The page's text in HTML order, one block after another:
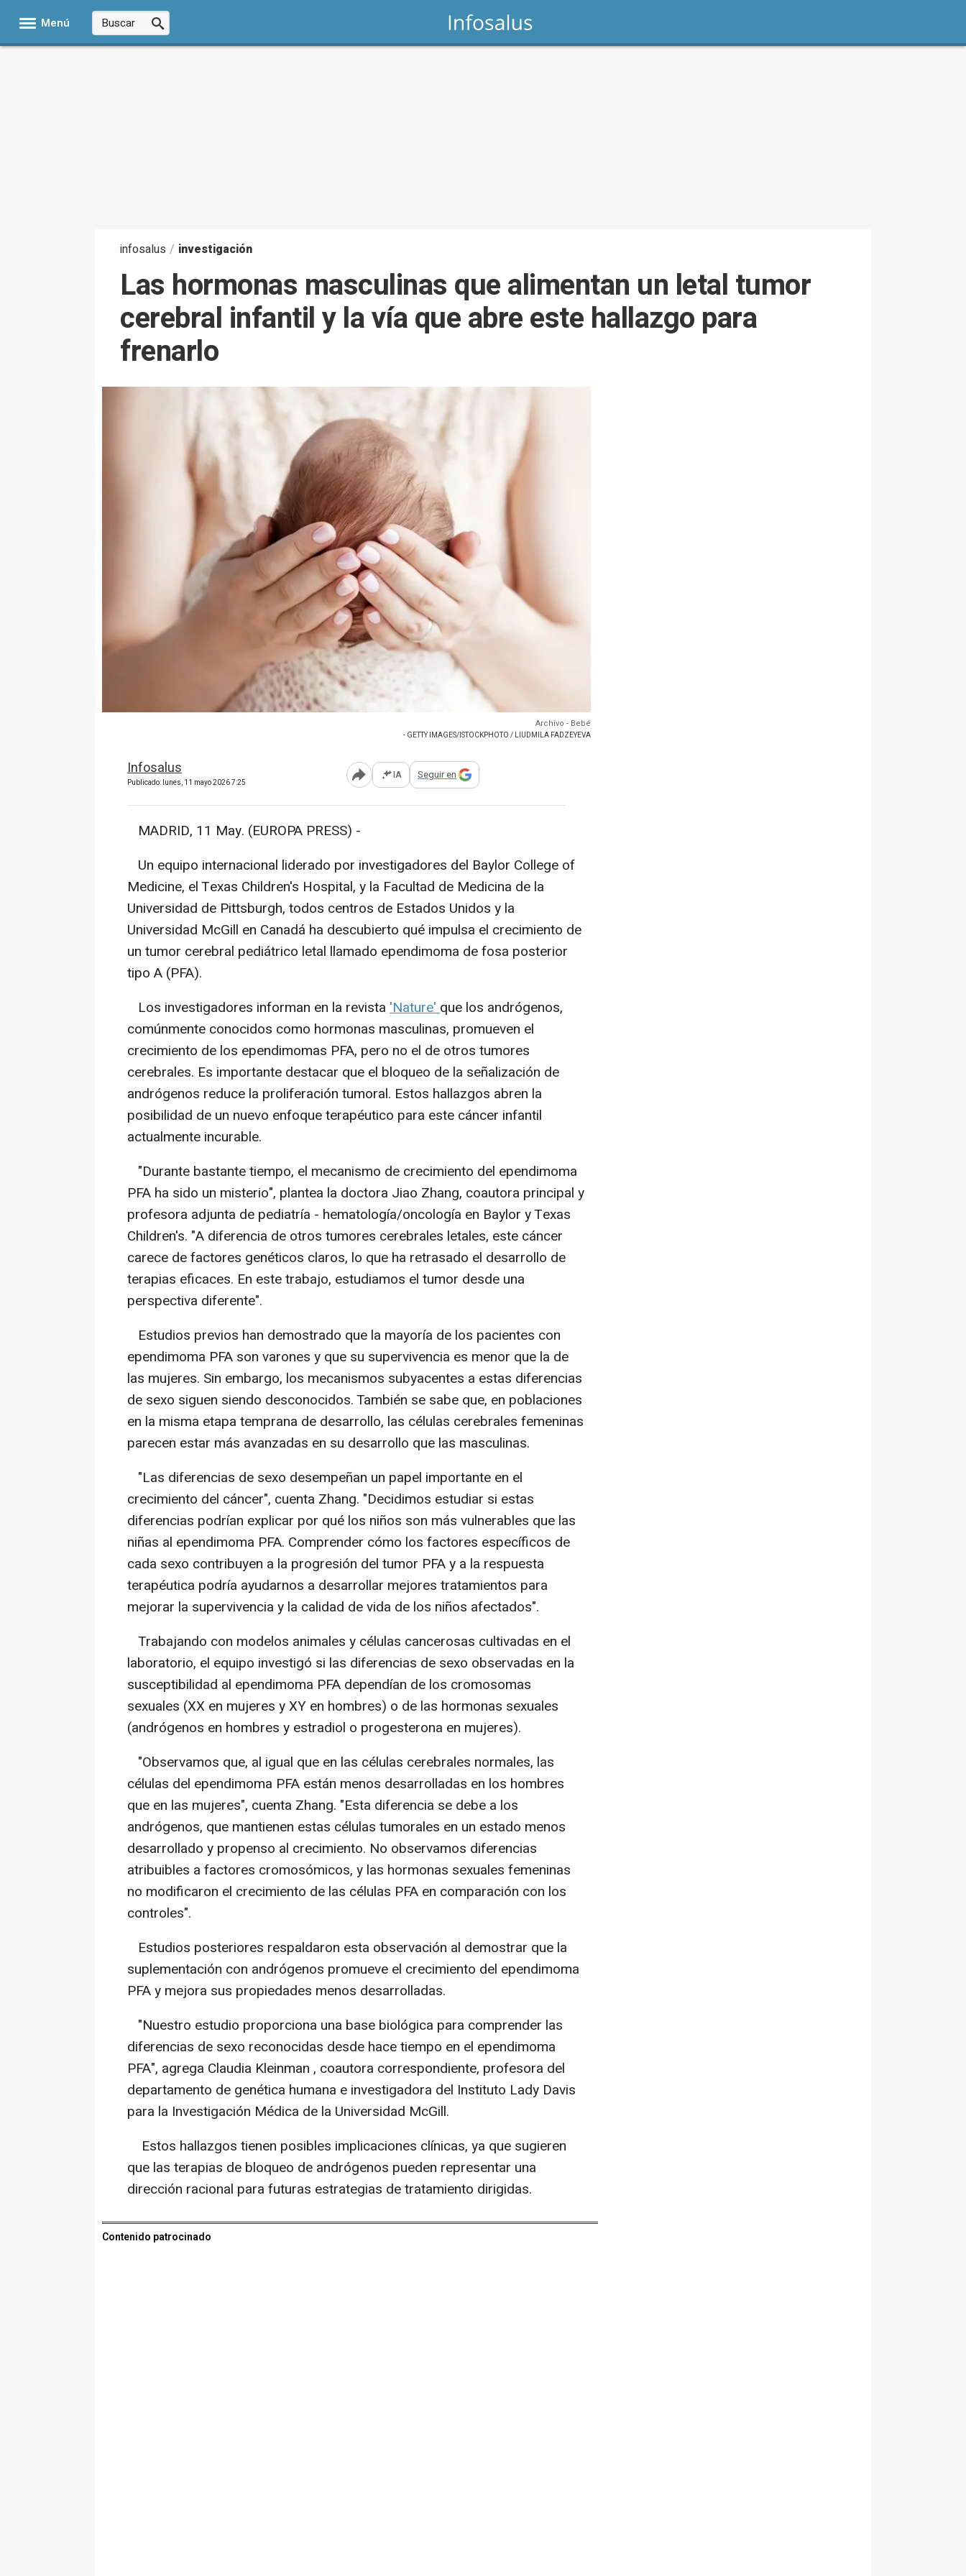
Menú
infosalus / investigación
Las hormonas masculinas que alimentan un letal tumor
cerebral infantil y la vía que abre este hallazgo para
frenarlo
Archivo - Bebé
- GETTY IMAGES/ISTOCKPHOTO / LIUDMILA FADZEYEVA
Infosalus
Publicado: lunes, 11 mayo 2026 7:25 Abrir opciones para compartir
IA Seguir en
MADRID, 11 May. (EUROPA PRESS) -
Un equipo internacional liderado por investigadores del Baylor College of
Medicine, el Texas Children's Hospital, y la Facultad de Medicina de la
Universidad de Pittsburgh, todos centros de Estados Unidos y la
Universidad McGill en Canadá ha descubierto qué impulsa el crecimiento de
un tumor cerebral pediátrico letal llamado ependimoma de fosa posterior
tipo A (PFA).
Los investigadores informan en la revista 'Nature'que los andrógenos,
comúnmente conocidos como hormonas masculinas, promueven el
crecimiento de los ependimomas PFA, pero no el de otros tumores
cerebrales. Es importante destacar que el bloqueo de la señalización de
andrógenos reduce la proliferación tumoral. Estos hallazgos abren la
posibilidad de un nuevo enfoque terapéutico para este cáncer infantil
actualmente incurable.
"Durante bastante tiempo, el mecanismo de crecimiento del ependimoma
PFA ha sido un misterio", plantea la doctora Jiao Zhang, coautora principal y
profesora adjunta de pediatría - hematología/oncología en Baylor y Texas
Children's. "A diferencia de otros tumores cerebrales letales, este cáncer
carece de factores genéticos claros, lo que ha retrasado el desarrollo de
terapias eficaces. En este trabajo, estudiamos el tumor desde una
perspectiva diferente".
Estudios previos han demostrado que la mayoría de los pacientes con
ependimoma PFA son varones y que su supervivencia es menor que la de
las mujeres. Sin embargo, los mecanismos subyacentes a estas diferencias
de sexo siguen siendo desconocidos. También se sabe que, en poblaciones
en la misma etapa temprana de desarrollo, las células cerebrales femeninas
parecen estar más avanzadas en su desarrollo que las masculinas.
"Las diferencias de sexo desempeñan un papel importante en el
crecimiento del cáncer", cuenta Zhang. "Decidimos estudiar si estas
diferencias podrían explicar por qué los niños son más vulnerables que las
niñas al ependimoma PFA. Comprender cómo los factores específicos de
cada sexo contribuyen a la progresión del tumor PFA y a la respuesta
terapéutica podría ayudarnos a desarrollar mejores tratamientos para
mejorar la supervivencia y la calidad de vida de los niños afectados".
Trabajando con modelos animales y células cancerosas cultivadas en el
laboratorio, el equipo investigó si las diferencias de sexo observadas en la
susceptibilidad al ependimoma PFA dependían de los cromosomas
sexuales (XX en mujeres y XY en hombres) o de las hormonas sexuales
(andrógenos en hombres y estradiol o progesterona en mujeres).
"Observamos que, al igual que en las células cerebrales normales, las
células del ependimoma PFA están menos desarrolladas en los hombres
que en las mujeres", cuenta Zhang. "Esta diferencia se debe a los
andrógenos, que mantienen estas células tumorales en un estado menos
desarrollado y propenso al crecimiento. No observamos diferencias
atribuibles a factores cromosómicos, y las hormonas sexuales femeninas
no modificaron el crecimiento de las células PFA en comparación con los
controles".
Estudios posteriores respaldaron esta observación al demostrar que la
suplementación con andrógenos promueve el crecimiento del ependimoma
PFA y mejora sus propiedades menos desarrolladas.
"Nuestro estudio proporciona una base biológica para comprender las
diferencias de sexo reconocidas desde hace tiempo en el ependimoma
PFA", agrega Claudia Kleinman , coautora correspondiente, profesora del
departamento de genética humana e investigadora del Instituto Lady Davis
para la Investigación Médica de la Universidad McGill.
Estos hallazgos tienen posibles implicaciones clínicas, ya que sugieren
que las terapias de bloqueo de andrógenos pueden representar una
dirección racional para futuras estrategias de tratamiento dirigidas.
Contenido patrocinado